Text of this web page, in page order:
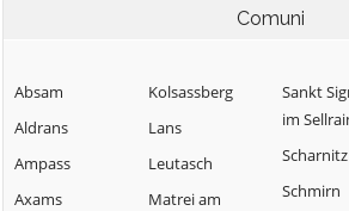
Comuni
Absam
Aldrans
Ampass
Axams
Kolsassberg
Lans
Leutasch
Matrei am
Sankt
im
Scharnitz
Schmirn